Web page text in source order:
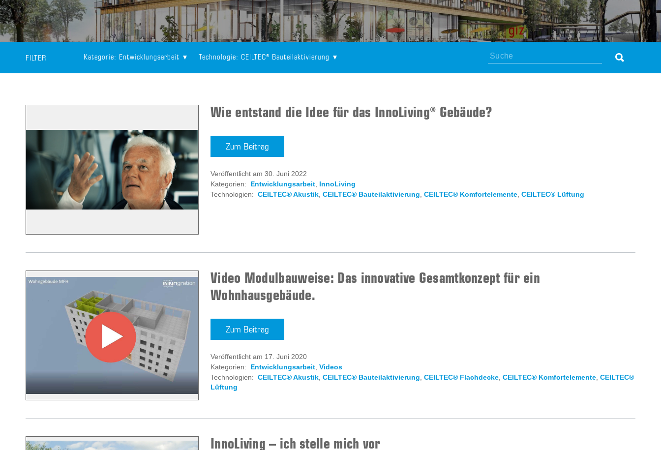
FILTER Kategorie: Entwicklungsarbeit Technologie: CEILTEC® Bauteilaktivierung Suchen
Wie entstand die Idee für das InnoLiving® Gebäude?
Zum Beitrag
Veröffentlicht am 30. Juni 2022
Kategorien:
Entwicklungsarbeit, InnoLiving
Technologien: CEILTEC® Akustik, CEILTEC® Bauteilaktivierung CEILTEC® Komfortelemente, CEILTEC® Lüftung
Video Modulbauweise: Das innovative Gesamtkonzept für ein
Wohnhausgebäude.
Zum Beitrag
Veröffentlicht am 17. Juni 2020
Kategorien:
Entwicklungsarbeit, Videos
Technologien: CEILTEC® Akustik, CEILTEC® Bauteilaktivierung CEILTEC® Flachdecke, CEILTEC® Komfortelemente, CEILTEC®
Lüftung
InnoLiving – ich stelle mich vor